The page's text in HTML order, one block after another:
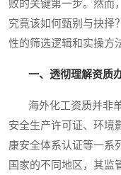
败的关键第一步。然而
究竟该如何甄别与抉择
性的筛选逻辑和实操方
一、透彻理解资质
海外化工资质并非单
安全生产许可证、环境
康安全体系认证等一系
国家的不同地区，其监